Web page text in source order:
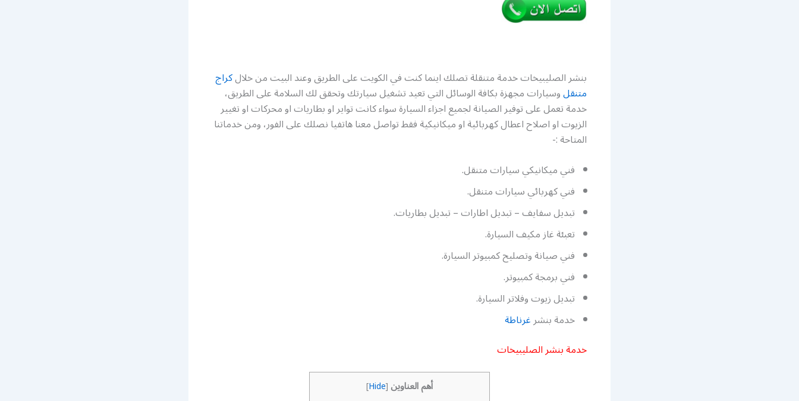
بنشر الصليبيخات خدمة متنقلة تصلك اينما كنت في الكويت على الطريق وعند البيت من خلالكراج
متنقلوسيارات مجهزة بكافة الوسائل التي تعيد تشغيل سيارتك وتحقق لك السلامة على الطريق،
خدمة تعمل على توفير الصيانة لجميع اجزاء السيارة سواء كانت تواير او بطاريات او محركات او تغيير
الزيوت او اصلاح اعطال كهربائية او ميكانيكية فقط تواصل معنا هاتفيا نصلك على الفور، ومن خدماتنا
المتاحة :-
فني ميكانيكي سيارات متنقل.
فني كهربائي سيارات متنقل.
تبديل سفايف – تبديل اطارات – تبديل بطاريات.
تعبئة غاز مكيف السيارة.
فني صيانة وتصليح كمبيوتر السيارة.
فني برمجة كمبيوتر.
تبديل زيوت وفلاتر السيارة.
خدمة بنشرغرناطة
خدمة بنشر الصليبيخات
أهم العناوين [
Hide
]